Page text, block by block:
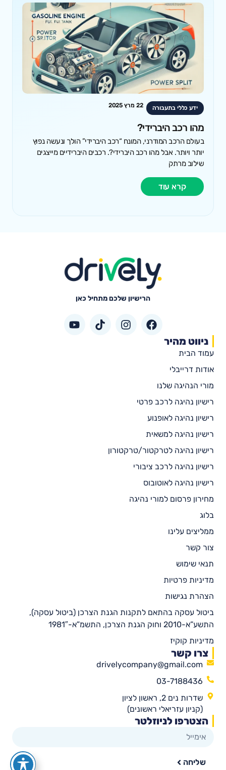
ידע כללי בתעבורה 22 מרץ 2025
מהו רכב היברידי?
בעולם הרכב המודרני, המונח “רכב היברידי” הולך ונעשה נפוץ
יותר ויותר. אבל מהו רכב היברידי?. רכבים היברידיים מייצגים
שילוב מרתק
קרא עוד
הרישיון שלכם מתחיל כאן
ניווט מהיר
עמוד הבית
אודות דרייבלי
מורי הנהיגה שלנו
רישיון נהיגה לרכב פרטי
רישיון נהיגה לאופנוע
רישיון נהיגה למשאית
רישיון נהיגה לטרקטור/טרקטורון
רישיון נהיגה לרכב ציבורי
רישיון נהיגה לאוטובוס
מחירון פרסום למורי נהיגה
בלוג
ממליצים עלינו
צור קשר
תנאי שימוש
מדיניות פרטיות
הצהרת נגישות
ביטול עסקה בהתאם לתקנות הגנת הצרכן (ביטול עסקה),
התשע”א-2010 וחוק הגנת הצרכן, התשמ”א-1981″
מדיניות קוקיז
צרו קשר
drivelycompany@gmail.com
03-7188436
שדרות נים 2, ראשון לציון
(קניון עזריאלי ראשונים)
הצטרפו לניוזלטר
שליחה